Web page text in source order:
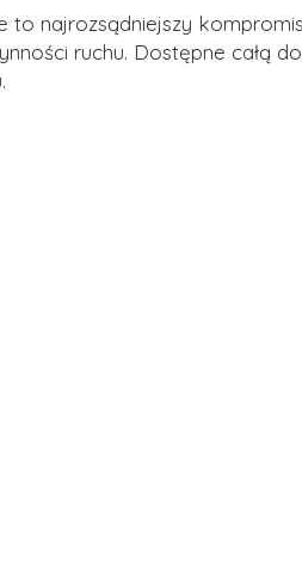
to najrozsądniejszy
ruchu. Dostępne całą